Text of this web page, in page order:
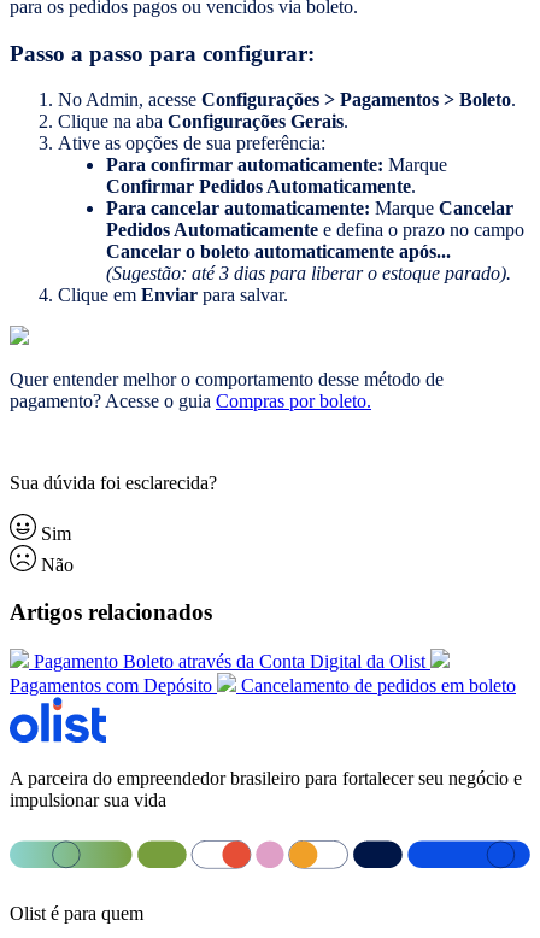
para os pedidos pagos ou vencidos via boleto.
Passo a passo para configurar:
No Admin, acesse Configurações > Pagamentos > Boleto.
Clique na aba Configurações Gerais.
Ative as opções de sua preferência:
Para confirmar automaticamente: Marque
Confirmar Pedidos Automaticamente.
Para cancelar automaticamente: Marque Cancelar
Pedidos Automaticamente e defina o prazo no campo
Cancelar o boleto automaticamente após...
(Sugestão: até 3 dias para liberar o estoque parado).
Clique em Enviar para salvar.
Quer entender melhor o comportamento desse método de
pagamento? Acesse o guia Compras por boleto.
Sua dúvida foi esclarecida?
Sim
Não
Artigos relacionados
Pagamento Boleto através da Conta Digital da Olist
Pagamentos com Depósito
Cancelamento de pedidos em boleto
A parceira do empreendedor brasileiro para fortalecer seu negócio e
impulsionar sua vida
Olist é para quem